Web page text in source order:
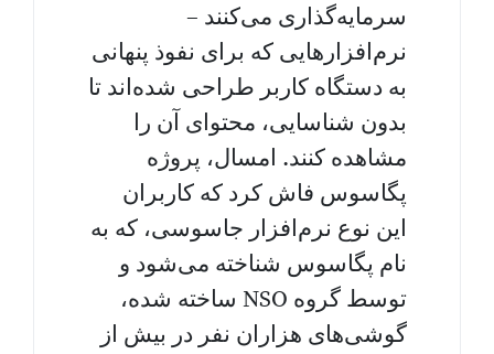
سرمایه‌گذاری می‌کنند –
نرم‌افزارهایی که برای نفوذ پنهانی
به دستگاه کاربر طراحی شده‌اند تا
بدون شناسایی، محتوای آن را
مشاهده کنند. امسال، پروژه
پگاسوس فاش کرد که کاربران
این نوع نرم‌افزار جاسوسی، که به
نام پگاسوس شناخته می‌شود و
توسط گروه NSO ساخته شده،
گوشی‌های هزاران نفر در بیش از